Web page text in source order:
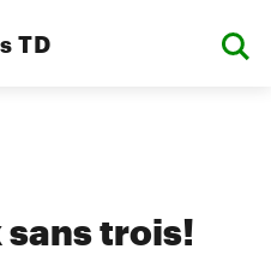
TD
sans trois!